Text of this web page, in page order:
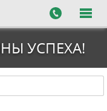
УСПЕХА!